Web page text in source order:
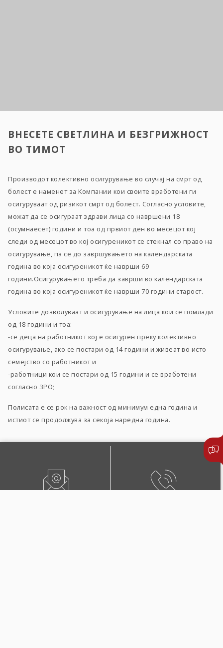
ВНЕСЕТЕ СВЕТЛИНА И БЕЗГРИЖНОСТ
ВО ТИМОТ
Производот колективно осигурување во случај на смрт од
болест е наменет за Компании кои своите вработени ги
осигуруваат од ризикот смрт од болест. Согласно условите,
можат да се осигураат здрави лица со навршени 18
(осумнаесет) години и тоа од првиот ден во месецот кој
следи од месецот во кој осигуреникот се стекнал со право на
осигурување, па се до завршувањето на календарската
година во која осигуреникот ќе наврши 69
години.Осигурувањето треба да заврши во календарската
година во која осигуреникот ќе наврши 70 години старост.
Условите дозволуваат и осигурување на лица кои се помлади
од 18 години и тоа:
-се деца на работникот кој е осигурен преку колективно
осигурување, ако се постари од 14 години и живеат во исто
семејство со работникот и
-работници кои се постари од 15 години и се вработени
согласно ЗРО;
Полисата е се рок на важност од минимум една година и
истиот се продолжува за секоја наредна година.